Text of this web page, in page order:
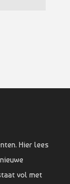
Hier lees
vol met